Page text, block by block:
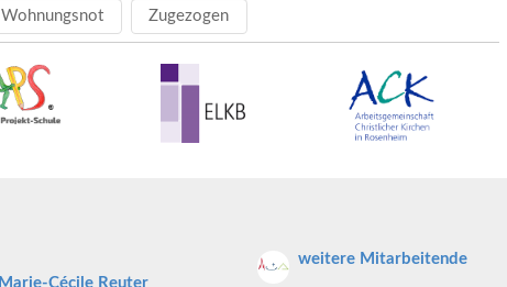
Wohnungsnot Zugezogen
Marie-Cécile Reuter
weitere Mitarbeitende